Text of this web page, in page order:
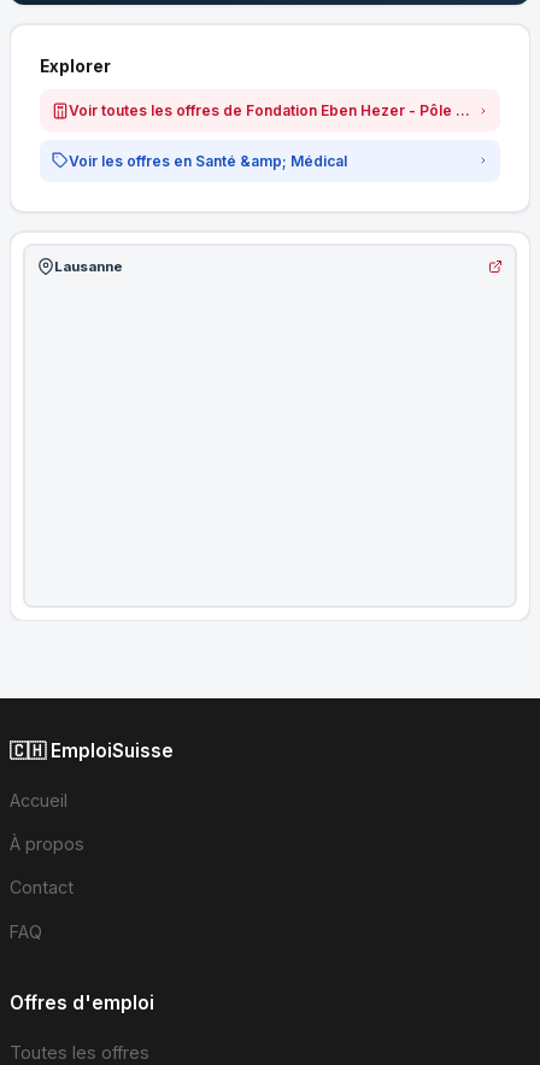
Explorer
Voir toutes les offres de Fondation Eben Hezer - Pôle Grand Âge (slots)
Voir les offres en Santé &amp; Médical
Lausanne
🇨🇭 EmploiSuisse
Accueil
À propos
Contact
FAQ
Offres d'emploi
Toutes les offres